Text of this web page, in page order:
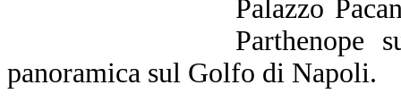
Palazzo
Parthenope
panoramica sul Golfo di Napoli.